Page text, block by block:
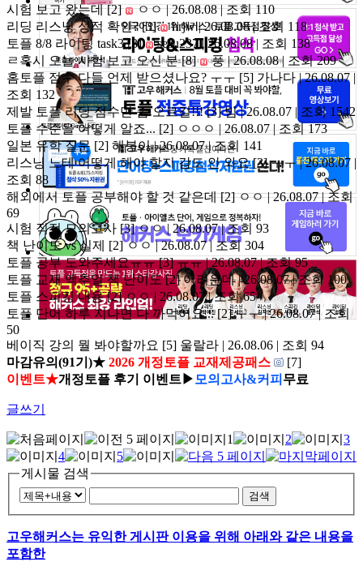
시험 보고 왔는데[2]
ㅇㅇ | 26.08.08 | 조회 110
리딩 리스닝 성적 확인?[3]
hrjw | 26.08.08 | 조회 118
토플 8/8 라이팅 task3[3]
sesu237 | 26.08.08 | 조회 138
ㄹ혹시 오늘 시험 보고 오신 분[8]
풍 | 26.08.08 | 조회 209
홈토플 점수 다들 언제 받으셨나요? ㅜㅜ [5] 가나다 | 26.08.07 |
조회 132
제발 토플 리딩 점수만 좀 오르길!!![3] 빔 | 26.08.07 | 조회 1542
토플 수준을 어떻게 알죠...[2] ㅇㅇㅇ | 26.08.07 | 조회 173
일본 유학 질문 [2] 해붕이 | 26.08.07 | 조회 141
리스닝 노테 어떻게 해야 할지 감도 안 와요[3] ㅜㅜ | 26.08.07 |
조회 88
해외에서 토플 공부해야 할 것 같은데[2] ㅇㅇ | 26.08.07 | 조회
69
시험 직전 모의고사 [3] ㅇㅇ | 26.08.07 | 조회 93
책 난이도 vs 실제 [2] ㅇㅇ | 26.08.07 | 조회 304
토플 공부 도와주세요ㅠㅠ[3] ㅠㅠ | 26.08.07 | 조회 95
토플 교재 액추얼 책 난이도[2] 어려운데 | 26.08.07 | 조회 100
토플 스피킹 내용[2] ㅇㅇ | 26.08.07 | 조회 65
토플 단어 하루 지나면 다 까먹어요...[2] ㅜㅜ | 26.08.07 | 조회
50
베이직 강의 뭘 봐야할까요 [5] 울랄라 | 26.08.06 | 조회 94
마감유의(91기)★ 2026 개정토플 교재제공패스
[7]
이벤트★개정토플 후기 이벤트▶모의고사&커피 무료
글쓰기
1 2
3
4
5
게시물 검색
검색
고우해커스는 유익한 게시판 이용을 위해 아래와 같은 내용을
포함한